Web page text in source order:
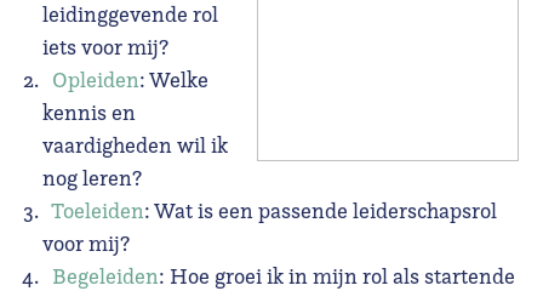
leidinggevende rol
iets voor mij?
Opleiden: Welke
kennis en
vaardigheden wil ik
nog leren?
Toeleiden: Wat is een passende leiderschapsrol
voor mij?
Begeleiden: Hoe groei ik in mijn rol als startende